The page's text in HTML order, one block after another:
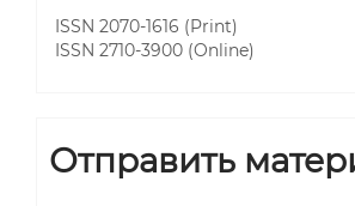
ISSN 2070-1616 (Print)
ISSN 2710-3900 (Online)
Отправить